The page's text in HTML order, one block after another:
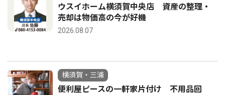
ウスイホーム横須賀中央店 資産の整理・
売却は物価高の今が好機
2026.08.07
横須賀・三浦
便利屋ピースの一軒家片付け 不用品回